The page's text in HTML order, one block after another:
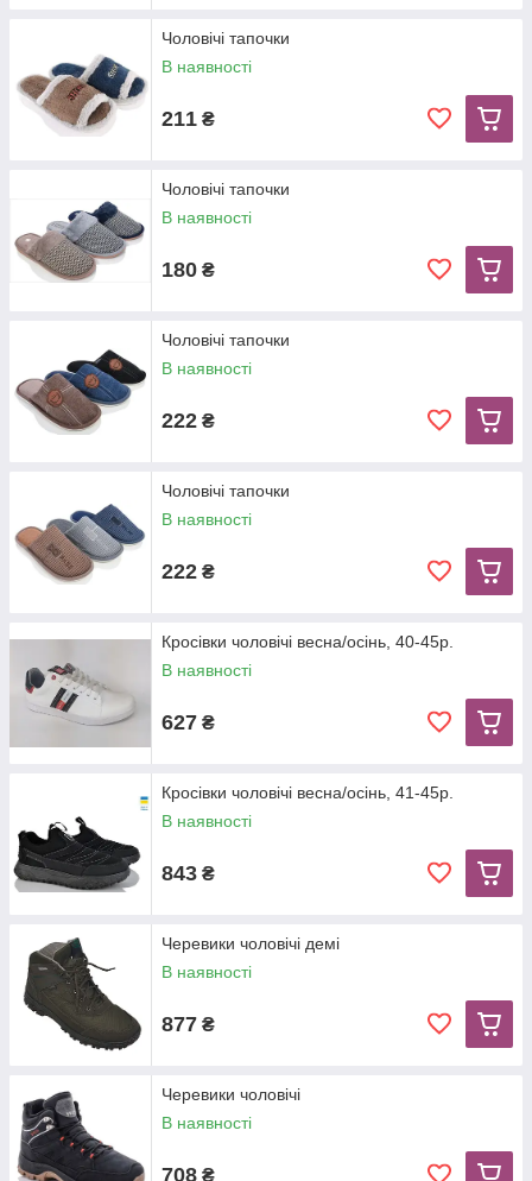
Чоловічі тапочки
В наявності
211 ₴
Чоловічі тапочки
В наявності
180 ₴
Чоловічі тапочки
В наявності
222 ₴
Чоловічі тапочки
В наявності
222 ₴
Кросівки чоловічі весна/осінь, 40-45р.
В наявності
627 ₴
Кросівки чоловічі весна/осінь, 41-45р.
В наявності
843 ₴
Черевики чоловічі демі
В наявності
877 ₴
Черевики чоловічі
В наявності
708 ₴